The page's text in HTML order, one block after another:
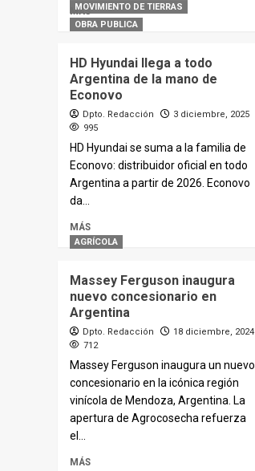
MÁS
MOVIMIENTO DE TIERRAS
OBRA PUBLICA
HD Hyundai llega a todo
Argentina de la mano de
Econovo
Dpto. Redacción
3 diciembre, 2025
995
HD Hyundai se suma a la familia de
Econovo: distribuidor oficial en todo
Argentina a partir de 2026. Econovo
da...
MÁS
AGRÍCOLA
Massey Ferguson inaugura
nuevo concesionario en
Argentina
Dpto. Redacción
18 diciembre, 2024
712
Massey Ferguson inaugura un nuevo
concesionario en la icónica región
vinícola de Mendoza, Argentina. La
apertura de Agrocosecha refuerza
el...
MÁS